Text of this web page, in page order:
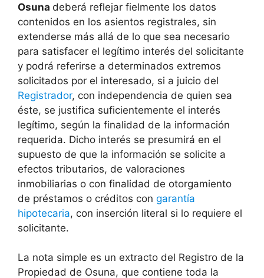
Osuna deberá reflejar fielmente los datos
contenidos en los asientos registrales, sin
extenderse más allá de lo que sea necesario
para satisfacer el legítimo interés del solicitante
y podrá referirse a determinados extremos
solicitados por el interesado, si a juicio del
Registrador, con independencia de quien sea
éste, se justifica suficientemente el interés
legítimo, según la finalidad de la información
requerida. Dicho interés se presumirá en el
supuesto de que la información se solicite a
efectos tributarios, de valoraciones
inmobiliarias o con finalidad de otorgamiento
de préstamos o créditos con garantía
hipotecaria, con inserción literal si lo requiere el
solicitante.
La nota simple es un extracto del Registro de la
Propiedad de Osuna, que contiene toda la